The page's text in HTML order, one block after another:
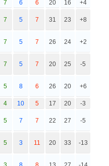
7 6 6 20 16 +4
7 5 7 31 23 +8
7 5 7 26 24 +2
7 5 7 20 25 -5
5 8 6 26 20 +6
4 10 5 17 20 -3
5 7 7 22 27 -5
5 3 11 20 33 -13